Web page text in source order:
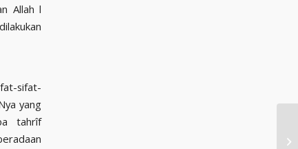
Allah l
sifat-
yang
tahrîf